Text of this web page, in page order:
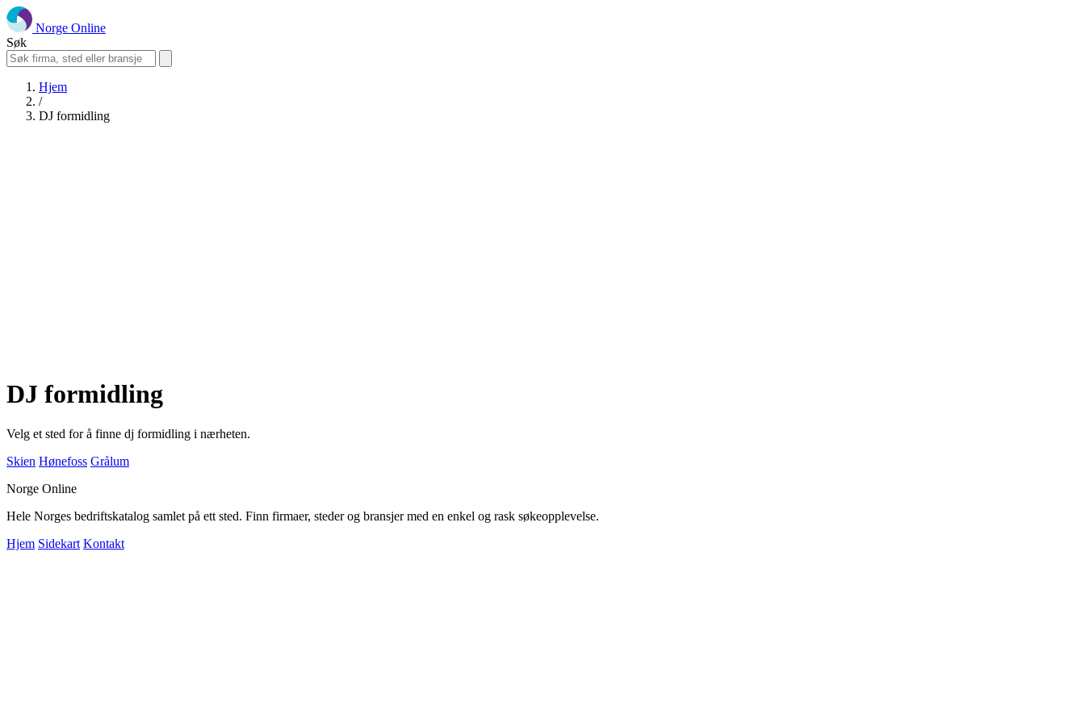
Norge Online
Søk
Hjem
/
DJ formidling
DJ formidling
Velg et sted for å finne dj formidling i nærheten.
Skien Hønefoss Grålum
Norge Online
Hele Norges bedriftskatalog samlet på ett sted. Finn firmaer, steder og bransjer med en enkel og rask søkeopplevelse.
Hjem Sidekart Kontakt